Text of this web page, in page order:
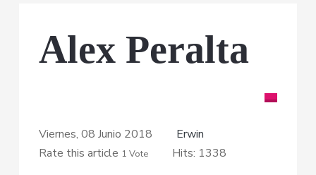
Alex Peralta
Viernes, 08 Junio 2018
Erwin
Rate this article 1 Vote Hits: 1338